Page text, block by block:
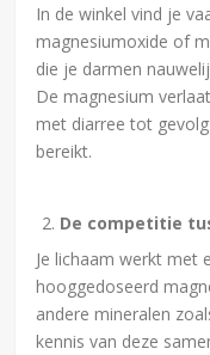
In de winkel vind je
magnesiumoxide of
die je darmen
De magnesium
met diarree tot
bereikt.
De competitie
Je lichaam werkt met
hooggedoseerd
andere mineralen
kennis van deze